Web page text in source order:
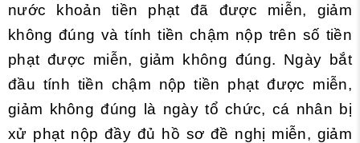
nước khoản tiền phạt đã được miễn, giảm
không đúng và tính tiền chậm nộp trên số tiền
phạt được miễn, giảm không đúng. Ngày bắt
đầu tính tiền chậm nộp tiền phạt được miễn,
giảm không đúng là ngày tổ chức, cá nhân bị
xử phạt nộp đầy đủ hồ sơ đề nghị miễn, giảm